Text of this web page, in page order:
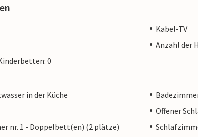
Kabel-TV
Anzahl der
0
in der Küche
Offener
nr. 1 - Doppelbett(en) (2 plätze)